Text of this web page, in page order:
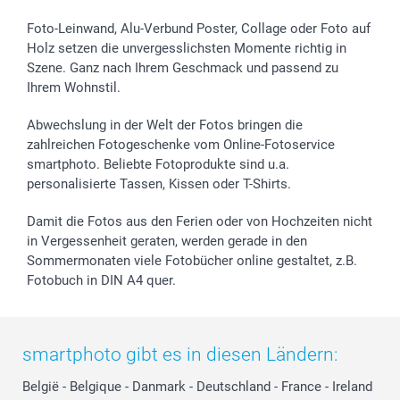
Foto-Kalender & Agenden
Sticker & Etiketten
Geschenk-Gutscheine (PDF)
Presse
Partnerprogramme
Investor Relations
B2B smartbusiness
Widerrufsrecht
Kommunion & Konfirmation
Hochzeit
Geburtstag
Geburt
Zu allen Anlässen
48h Lieferung
Zahlungsmöglichkeiten
Anmelden /Registrieren
Sitemap
Status der Bestellung
smartfriends
smartgarantie
smartbonus
Foto-Leinwand, Alu-Verbund Poster, Collage oder Foto auf
Holz setzen die unvergesslichsten Momente richtig in
Szene. Ganz nach Ihrem Geschmack und passend zu
Ihrem Wohnstil.
Abwechslung in der Welt der Fotos bringen die
zahlreichen Fotogeschenke vom Online-Fotoservice
smartphoto. Beliebte Fotoprodukte sind u.a.
personalisierte Tassen, Kissen oder T-Shirts.
Damit die Fotos aus den Ferien oder von Hochzeiten nicht
in Vergessenheit geraten, werden gerade in den
Sommermonaten viele Fotobücher online gestaltet, z.B.
Fotobuch in DIN A4 quer.
smartphoto gibt es in diesen Ländern:
België - Belgique - Danmark - Deutschland - France - Ireland